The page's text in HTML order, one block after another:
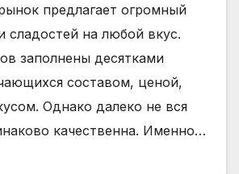
предлагает огромный
сладостей на любой вкус.
заполнены десятками
составом, ценой,
Однако далеко не вся
качественна. Именно…